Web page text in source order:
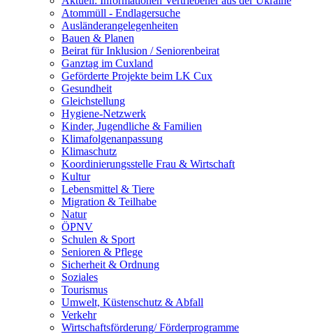
Atommüll - Endlagersuche
Ausländerangelegenheiten
Bauen & Planen
Beirat für Inklusion / Seniorenbeirat
Ganztag im Cuxland
Geförderte Projekte beim LK Cux
Gesundheit
Gleichstellung
Hygiene-Netzwerk
Kinder, Jugendliche & Familien
Klimafolgenanpassung
Klimaschutz
Koordinierungsstelle Frau & Wirtschaft
Kultur
Lebensmittel & Tiere
Migration & Teilhabe
Natur
ÖPNV
Schulen & Sport
Senioren & Pflege
Sicherheit & Ordnung
Soziales
Tourismus
Umwelt, Küstenschutz & Abfall
Verkehr
Wirtschaftsförderung/ Förderprogramme